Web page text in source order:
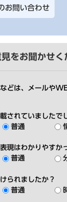
お問い合わせ
をお聞かせく
どは、メールや
されていましたで
普通
現はわかりやすか
普通
られましたか？
普通